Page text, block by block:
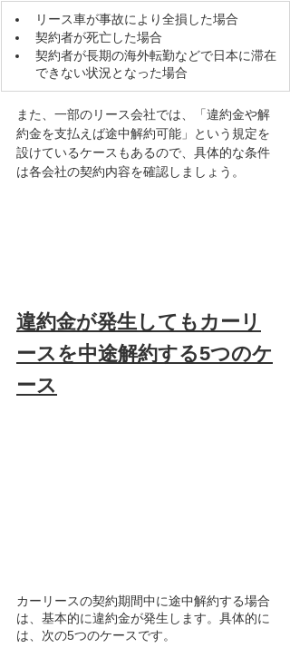
​リース車が事故により全損した場合
契約者が死亡した場合
契約者が長期の海外転勤などで日本に滞在
できない状況となった場合
また、一部のリース会社では、「違約金や解
約金を支払えば途中解約可能」という規定を
設けているケースもあるので、具体的な条件
は各会社の契約内容を確認しましょう。
違約金が発生してもカーリ
ースを中途解約する5つのケ
ース
カーリースの契約期間中に途中解約する場合
は、基本的に違約金が発生します。具体的に
は、次の5つのケースです。